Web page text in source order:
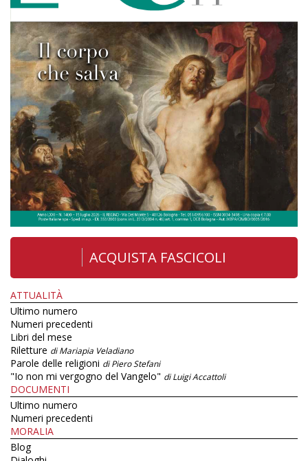
ACQUISTA FASCICOLI
ATTUALITÀ
Ultimo numero
Numeri precedenti
Libri del mese
Riletture di Mariapia Veladiano
Parole delle religioni di Piero Stefani
"Io non mi vergogno del Vangelo" di Luigi Accattoli
DOCUMENTI
Ultimo numero
Numeri precedenti
MORALIA
Blog